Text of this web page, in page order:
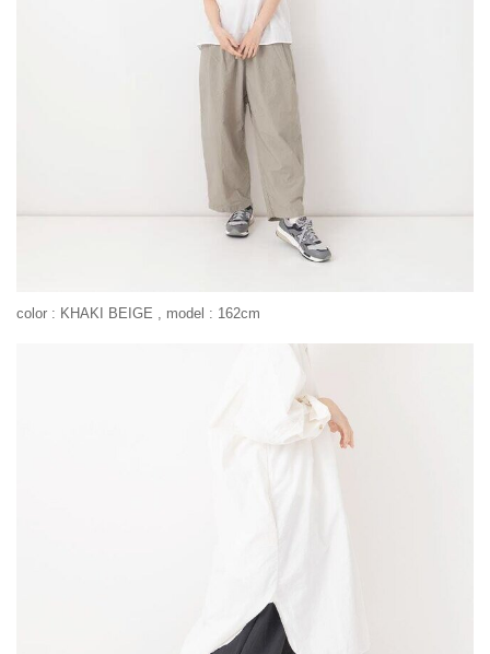
color : KHAKI BEIGE , model : 162cm